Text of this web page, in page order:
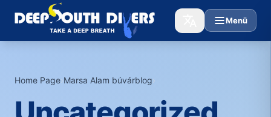
Menü
Home Page›Marsa Alam búvárblog›